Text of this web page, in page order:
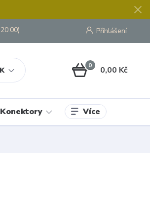
Přihlášení
0 0,00 Kč
Konektory Více